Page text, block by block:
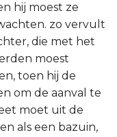
hij moest ze
zo vervult
die met het
moest
toen hij de
om de aanval te
moet uit de
als een bazuin,